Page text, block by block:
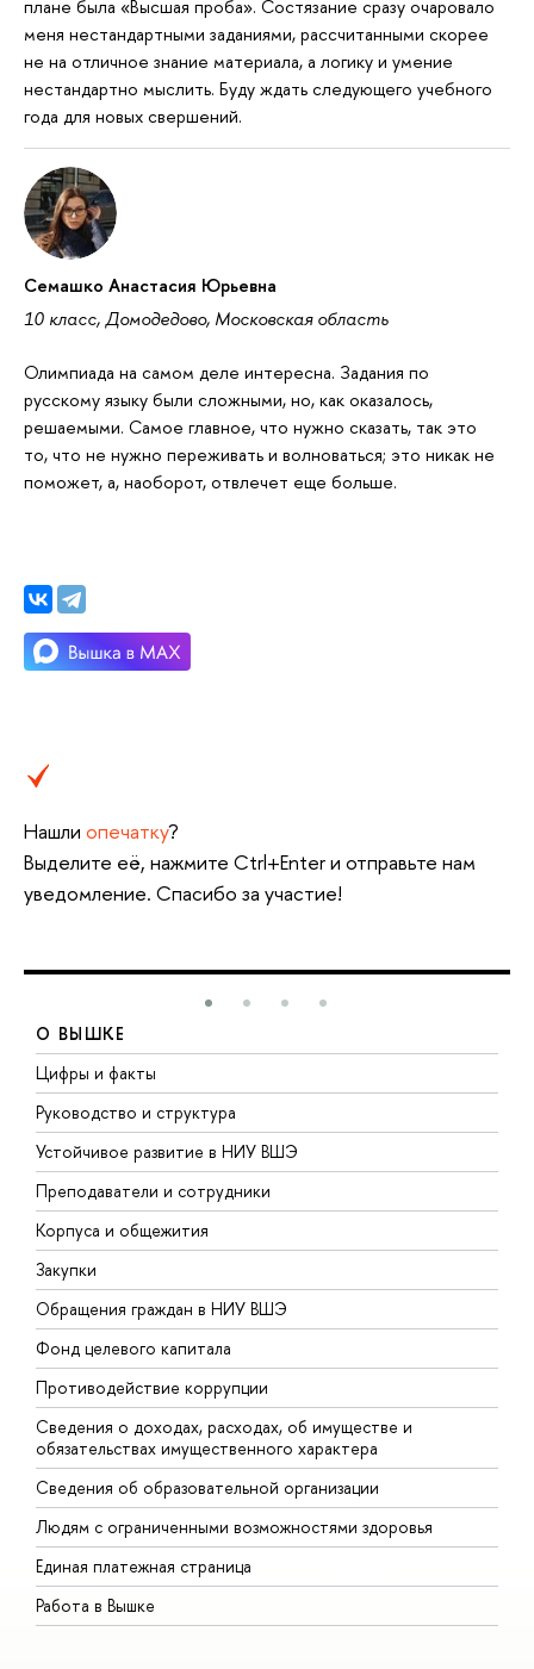
плане была «Высшая проба». Состязание сразу очаровало
меня нестандартными заданиями, рассчитанными скорее
не на отличное знание материала, а логику и умение
нестандартно мыслить. Буду ждать следующего учебного
года для новых свершений.
Семашко Анастасия Юрьевна
10 класс, Домодедово, Московская область
Олимпиада на самом деле интересна. Задания по
русскому языку были сложными, но, как оказалось,
решаемыми. Самое главное, что нужно сказать, так это
то, что не нужно переживать и волноваться; это никак не
поможет, а, наоборот, отвлечет еще больше.
Нашли опечатку?
Выделите её, нажмите Ctrl+Enter и отправьте нам
уведомление. Спасибо за участие!
О ВЫШКЕ
Цифры и факты
Руководство и структура
Устойчивое развитие в НИУ ВШЭ
Преподаватели и сотрудники
Корпуса и общежития
Закупки
Обращения граждан в НИУ ВШЭ
Фонд целевого капитала
Противодействие коррупции
Сведения о доходах, расходах, об имуществе и
обязательствах имущественного характера
Сведения об образовательной организации
Людям с ограниченными возможностями здоровья
Единая платежная страница
Работа в Вышке